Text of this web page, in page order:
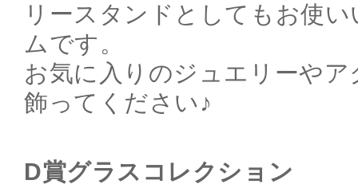
リースタンドとしてもお使
ムです。
お気に入りのジュエリーや
飾ってください♪
D賞グラスコレクション